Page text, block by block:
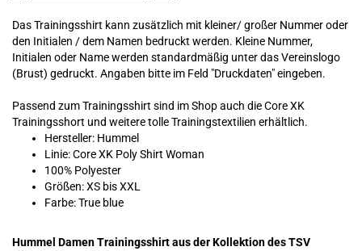
Das Trainingsshirt kann zusätzlich mit kleiner/ großer Nummer oder
den Initialen / dem Namen bedruckt werden. Kleine Nummer,
Initialen oder Name werden standardmäßig unter das Vereinslogo
(Brust) gedruckt. Angaben bitte im Feld "Druckdaten" eingeben.
Passend zum Trainingsshirt sind im Shop auch die Core XK
Trainingsshort und weitere tolle Trainingstextilien erhältlich.
Hersteller: Hummel
Linie: Core XK Poly Shirt Woman
100% Polyester
Größen: XS bis XXL
Farbe: True blue
Hummel Damen Trainingsshirt aus der Kollektion des TSV